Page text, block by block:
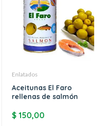
Enlatados
Aceitunas El Faro
rellenas de salmón
$ 150,00